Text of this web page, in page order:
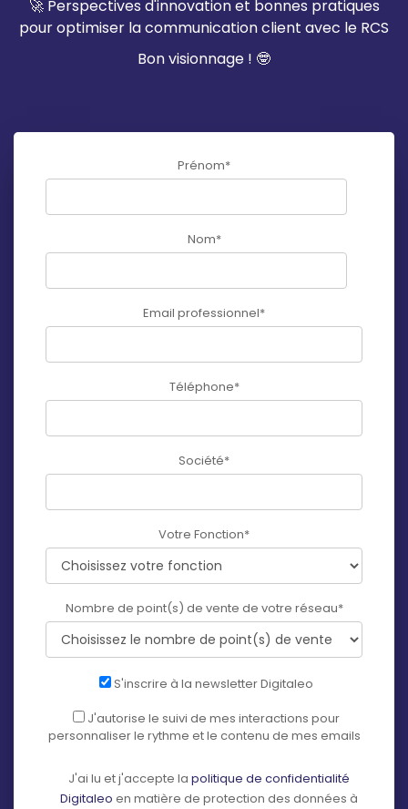
🚀 Perspectives d'innovation et bonnes pratiques
pour optimiser la communication client avec le RCS
Bon visionnage ! 🤓
Prénom*
Nom*
Email professionnel*
Téléphone*
Société*
Votre Fonction*
Nombre de point(s) de vente de votre réseau*
S'inscrire à la newsletter Digitaleo
J'autorise le suivi de mes interactions pour
personnaliser le rythme et le contenu de mes emails
J'ai lu et j'accepte la politique de confidentialité
Digitaleo en matière de protection des données à